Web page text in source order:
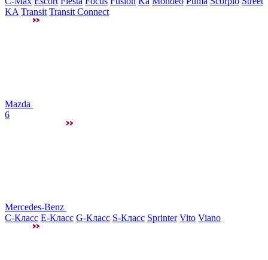
KA Transit Transit Connect
Mazda
6
Mercedes-Benz
C-Класс E-Класс G-Класс S-Класс Sprinter Vito Viano